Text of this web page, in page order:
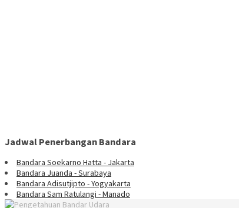
Jadwal Penerbangan Bandara
Bandara Soekarno Hatta - Jakarta
Bandara Juanda - Surabaya
Bandara Adisutjipto - Yogyakarta
Bandara Sam Ratulangi - Manado